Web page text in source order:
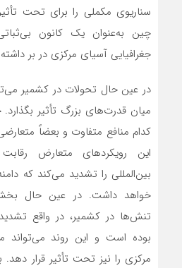
سناریوی مکملی را برای تحت
چین به‌عنوان یک کانون
جغرافیایی آسیای مرکزی در بر
در عین حال تحولات در کشمیر
میان قدرت‌های بزرگ تأثیر
کدام منافع متفاوت و بعضاً
این رویکردهای متعارض
بین‌المللی را تشدید می‌کند که
خواهد داشت. در عین حال
تنش‌ها در کشمیر، در واقع
بوده است و این روند می‌تواند
مرکزی را نیز تحت تأثیر قرار